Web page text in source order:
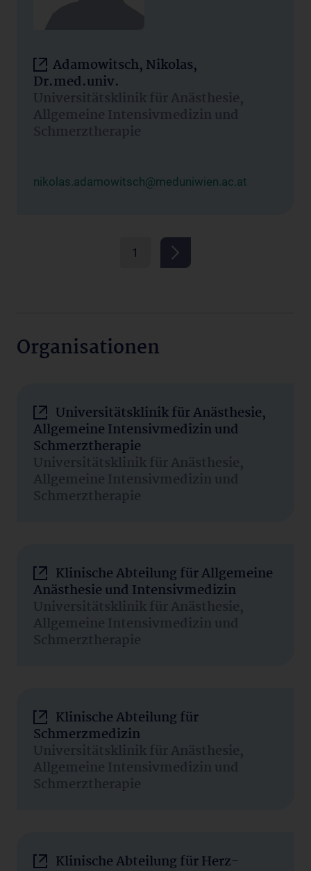
Adamowitsch, Nikolas,
Dr.med.univ.
Universitätsklinik für Anästhesie,
Allgemeine Intensivmedizin und
Schmerztherapie
nikolas.adamowitsch@meduniwien.ac.at
1
Organisationen
Universitätsklinik für Anästhesie,
Allgemeine Intensivmedizin und
Schmerztherapie
Universitätsklinik für Anästhesie,
Allgemeine Intensivmedizin und
Schmerztherapie
Klinische Abteilung für Allgemeine
Anästhesie und Intensivmedizin
Universitätsklinik für Anästhesie,
Allgemeine Intensivmedizin und
Schmerztherapie
Klinische Abteilung für
Schmerzmedizin
Universitätsklinik für Anästhesie,
Allgemeine Intensivmedizin und
Schmerztherapie
Klinische Abteilung für Herz-